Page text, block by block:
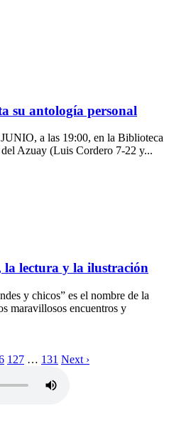
su antología personal
a las 19:00, en la Biblioteca
Azuay (Luis Cordero 7-22 y...
lectura y la ilustración
y chicos” es el nombre de la
maravillosos encuentros y
127 … 131 Next ›